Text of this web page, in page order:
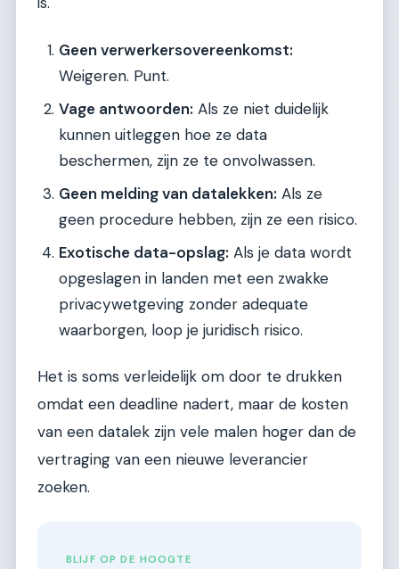
Geen verwerkersovereenkomst:
Weigeren. Punt.
Vage antwoorden: Als ze niet duidelijk
kunnen uitleggen hoe ze data
beschermen, zijn ze te onvolwassen.
Geen melding van datalekken: Als ze
geen procedure hebben, zijn ze een risico.
Exotische data-opslag: Als je data wordt
opgeslagen in landen met een zwakke
privacywetgeving zonder adequate
waarborgen, loop je juridisch risico.
Het is soms verleidelijk om door te drukken
omdat een deadline nadert, maar de kosten
van een datalek zijn vele malen hoger dan de
vertraging van een nieuwe leverancier
zoeken.
BLIJF OP DE HOOGTE